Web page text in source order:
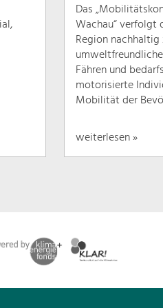
Das
Wachau“ verfolgt
Region
Fähren und
motorisierte
Mobilität der
weiterlesen »